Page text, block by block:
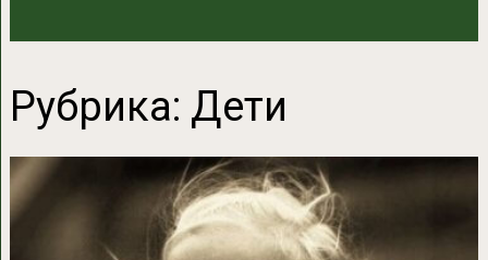
Рубрика: Дети